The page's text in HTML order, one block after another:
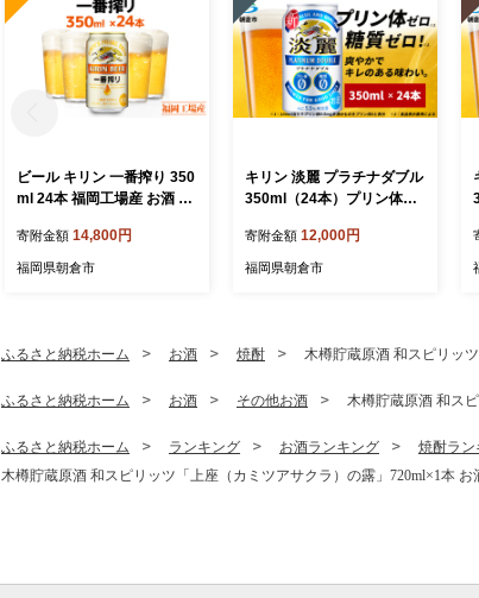
ビール キリン 一番搾り 350
ml 24本 福岡工場産 お酒 キ
ル ギフト 内祝い ケース 一
番搾り麦汁 麦100％ すみき
寄附金額 14,800円
福岡県朝倉市
キリン 淡麗 プラチナダブル
350ml（24本）プリン体ゼ
類 福岡工場産 ALC.5.5% ア
ルコール5.5％ お酒 プリン
寄附金額 12,000円
福岡県朝倉市
ふるさと納税ホーム お酒 焼酎 木樽貯蔵原酒 和スピリッ
ふるさと納税ホーム お酒 その他お酒 木樽貯蔵原酒 和ス
ふるさと納税ホーム ランキング お酒ランキング
焼酎ラン
木樽貯蔵原酒 和スピリッツ「上座（カミツアサクラ）の露」720ml×1本